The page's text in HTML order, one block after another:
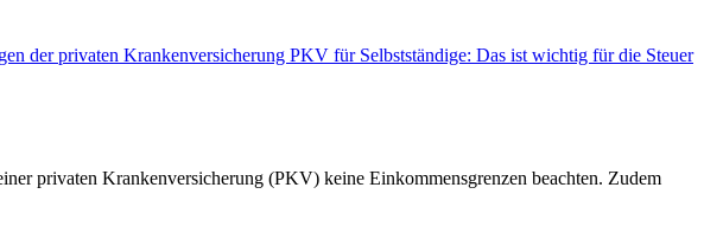
der privaten Krankenversicherung PKV für Selbstständige: Das ist wichtig für die Steuer
privaten Krankenversicherung (PKV) keine Einkommensgrenzen beachten. Zudem